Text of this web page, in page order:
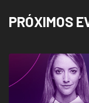
PRÓXIMOS